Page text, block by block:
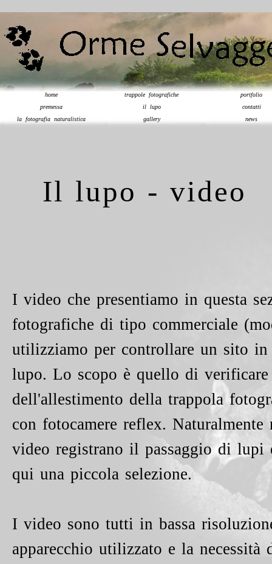
home trappole fotografiche
portfolio
premessa
il lupo
contatti
la fotografia naturalistica
gallery news
Il lupo - video
I video che presentiamo in questa
fotografiche di tipo commerciale
utilizziamo per controllare un sito
lupo. Lo scopo è quello di
dell'allestimento della trappola
con fotocamere reflex.
video registrano il passaggio di
qui una piccola selezione.
I video sono tutti in bassa
apparecchio utilizzato e la necessità